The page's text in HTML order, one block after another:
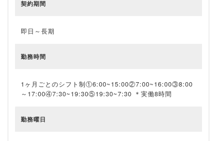
契約期間
即日～長期
勤務時間
1ヶ月ごとのシフト制①6:00~15:00②7:00~16:00③8:00
～17:00④7:30~19:30⑤19:30~7:30 ＊実働8時間
勤務曜日